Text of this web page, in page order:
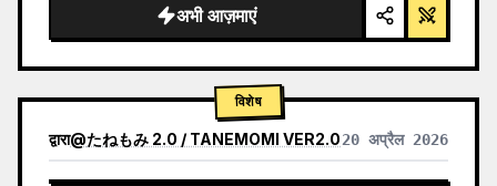
    "background": "बाईं ओर '{argument
name=\"le…
अभी आज़माएं
विशेष
द्वारा@たねもみ 2.0 / TANEMOMI VER2.020 अप्रैल 2026